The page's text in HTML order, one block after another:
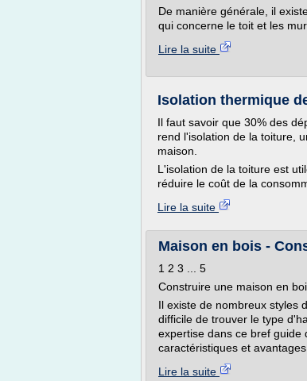
De manière générale, il
qui concerne le toit et les
Lire la suite
Isolation thermique
Il faut savoir que 30% des
rend l'isolation de la toiture,
maison.
L'isolation de la toiture est
réduire le coût de la
Lire la suite
Maison en bois -
1 2 3 ... 5
Construire une maison en
Il existe de nombreux styles
difficile de trouver le type
expertise dans ce bref guide
caractéristiques et
Lire la suite